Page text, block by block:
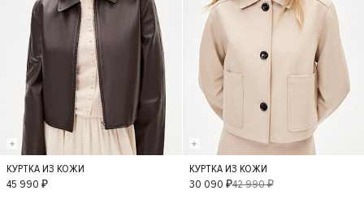
S
КУРТКА ИЗ КОЖИ
45 990 ₽
S M XS
КУРТКА ИЗ КОЖИ
30 090 ₽42 990 ₽